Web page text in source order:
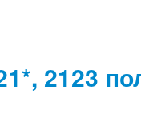
2123